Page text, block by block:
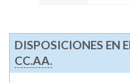
DISPOSICIONES EN
CC.AA.